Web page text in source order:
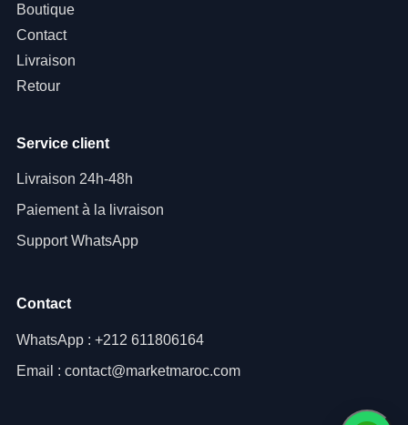
Boutique
Contact
Livraison
Retour
Service client
Livraison 24h-48h
Paiement à la livraison
Support WhatsApp
Contact
WhatsApp : +212 611806164
Email : contact@marketmaroc.com